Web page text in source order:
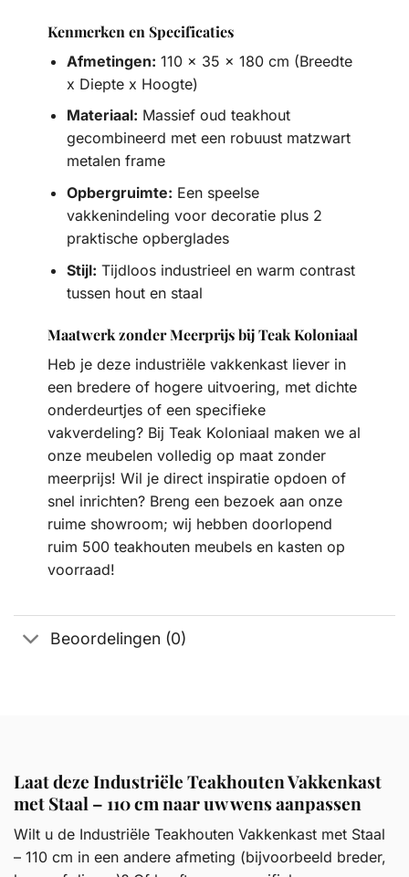
Kenmerken en Specificaties
Afmetingen: 110 x 35 x 180 cm (Breedte
x Diepte x Hoogte)
Materiaal: Massief oud teakhout
gecombineerd met een robuust matzwart
metalen frame
Opbergruimte: Een speelse
vakkenindeling voor decoratie plus 2
praktische opberglades
Stijl: Tijdloos industrieel en warm contrast
tussen hout en staal
Maatwerk zonder Meerprijs bij Teak Koloniaal
Heb je deze industriële vakkenkast liever in
een bredere of hogere uitvoering, met dichte
onderdeurtjes of een specifieke
vakverdeling? Bij Teak Koloniaal maken we al
onze meubelen volledig op maat zonder
meerprijs! Wil je direct inspiratie opdoen of
snel inrichten? Breng een bezoek aan onze
ruime showroom; wij hebben doorlopend
ruim 500 teakhouten meubels en kasten op
voorraad!
Beoordelingen (0)
Laat deze Industriële Teakhouten Vakkenkast
met Staal – 110 cm naar uw wens aanpassen
Wilt u de Industriële Teakhouten Vakkenkast met Staal
– 110 cm in een andere afmeting (bijvoorbeeld breder,